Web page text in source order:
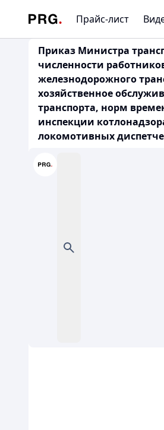
Прайс-лист
Приказ Министра
численности
железнодорожного
хозяйственное
транспорта, норм
инспекции
локомотивных